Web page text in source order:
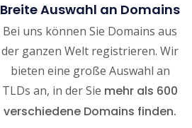
Breite Auswahl an Domains
Bei uns können Sie Domains aus
der ganzen Welt registrieren. Wir
bieten eine große Auswahl an
TLDs an, in der Sie mehr als 600
verschiedene Domains finden.